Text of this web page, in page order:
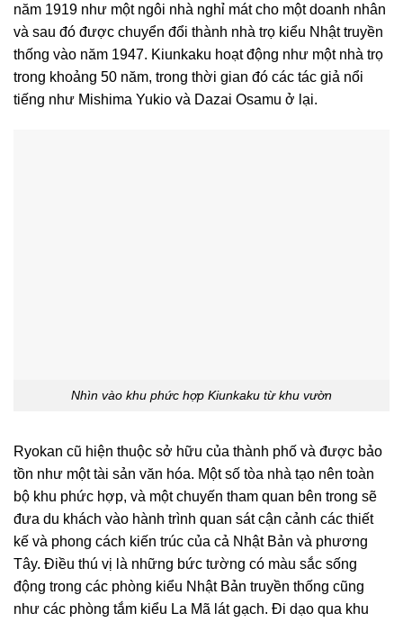
năm 1919 như một ngôi nhà nghỉ mát cho một doanh nhân
và sau đó được chuyển đổi thành nhà trọ kiểu Nhật truyền
thống vào năm 1947. Kiunkaku hoạt động như một nhà trọ
trong khoảng 50 năm, trong thời gian đó các tác giả nổi
tiếng như Mishima Yukio và Dazai Osamu ở lại.
Nhìn vào khu phức hợp Kiunkaku từ khu vườn
Ryokan cũ hiện thuộc sở hữu của thành phố và được bảo
tồn như một tài sản văn hóa. Một số tòa nhà tạo nên toàn
bộ khu phức hợp, và một chuyến tham quan bên trong sẽ
đưa du khách vào hành trình quan sát cận cảnh các thiết
kế và phong cách kiến trúc của cả Nhật Bản và phương
Tây. Điều thú vị là những bức tường có màu sắc sống
động trong các phòng kiểu Nhật Bản truyền thống cũng
như các phòng tắm kiểu La Mã lát gạch. Đi dạo qua khu